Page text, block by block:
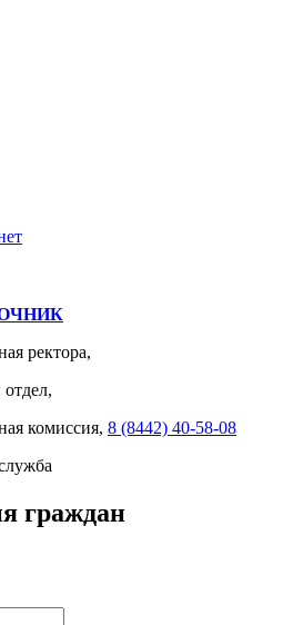
ректора,
комиссия, 8 (8442) 40-58-08
граждан